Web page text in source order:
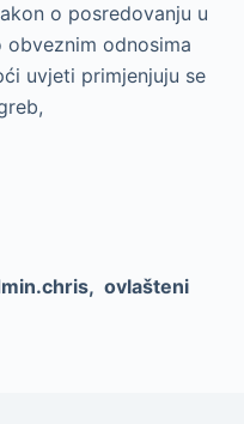
o posredovanju u
obveznim odnosima
uvjeti primjenjuju se
ovlašteni